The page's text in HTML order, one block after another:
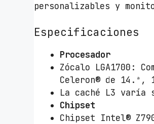
personalizables y
Especificaciones
Procesador
Zócalo LGA1700:
Celeron® de 14.ª,
La caché L3 varía
Chipset
Chipset Intel®